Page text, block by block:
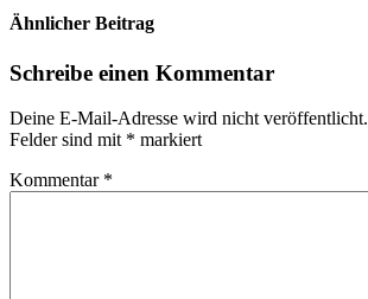
Ähnlicher Beitrag
Schreibe einen Kommentar
Deine E-Mail-Adresse wird nicht veröffentlicht.
Felder sind mit * markiert
Kommentar *